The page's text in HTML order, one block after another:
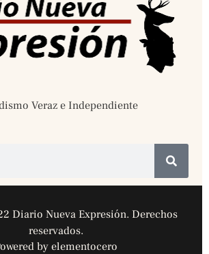
Veraz e Independiente
Diario Nueva Expresión. Derechos
reservados.
by elementocero